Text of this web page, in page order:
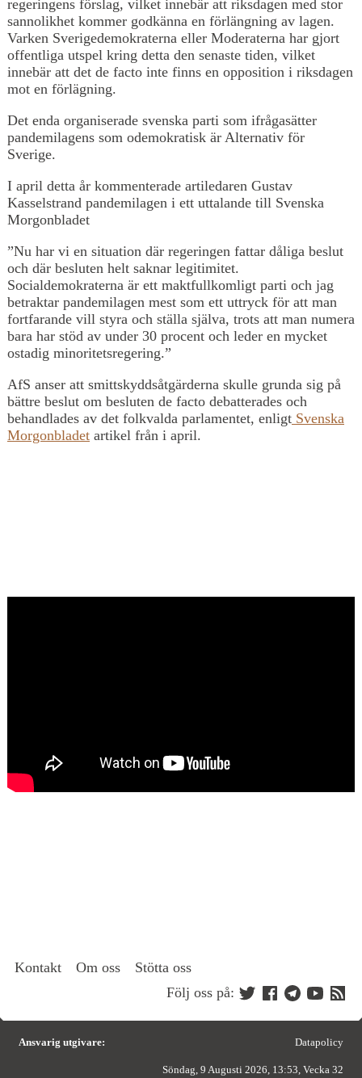
regeringens förslag, vilket innebär att riksdagen med stor
sannolikhet kommer godkänna en förlängning av lagen.
Varken Sverigedemokraterna eller Moderaterna har gjort
offentliga utspel kring detta den senaste tiden, vilket
innebär att det de facto inte finns en opposition i riksdagen
mot en förlägning.
Det enda organiserade svenska parti som ifrågasätter
pandemilagens som odemokratisk är Alternativ för
Sverige.
I april detta år kommenterade artiledaren Gustav
Kasselstrand pandemilagen i ett uttalande till Svenska
Morgonbladet
”Nu har vi en situation där regeringen fattar dåliga beslut
och där besluten helt saknar legitimitet.
Socialdemokraterna är ett maktfullkomligt parti och jag
betraktar pandemilagen mest som ett uttryck för att man
fortfarande vill styra och ställa själva, trots att man numera
bara har stöd av under 30 procent och leder en mycket
ostadig minoritetsregering.”
AfS anser att smittskyddsåtgärderna skulle grunda sig på
bättre beslut om besluten de facto debatterades och
behandlades av det folkvalda parlamentet, enligt Svenska
Morgonbladet artikel från i april.
Kontakt Om oss
Stötta oss
Följ oss på:
Ansvarig utgivare: Datapolicy
Söndag, 9 Augusti 2026, 13:53, Vecka 32